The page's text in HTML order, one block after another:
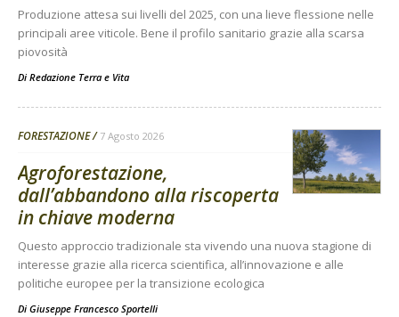
Produzione attesa sui livelli del 2025, con una lieve flessione nelle
principali aree viticole. Bene il profilo sanitario grazie alla scarsa
piovosità
Di Redazione Terra e Vita
FORESTAZIONE 7 Agosto 2026
Agroforestazione,
dall’abbandono alla riscoperta
in chiave moderna
Questo approccio tradizionale sta vivendo una nuova stagione di
interesse grazie alla ricerca scientifica, all’innovazione e alle
politiche europee per la transizione ecologica
Di Giuseppe Francesco Sportelli